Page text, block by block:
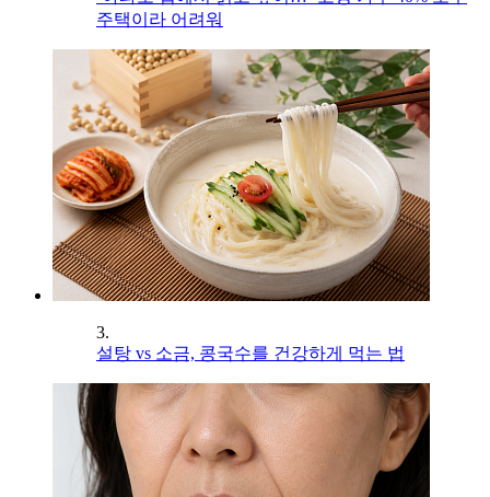
주택이라 어려워
3.
설탕 vs 소금, 콩국수를 건강하게 먹는 법